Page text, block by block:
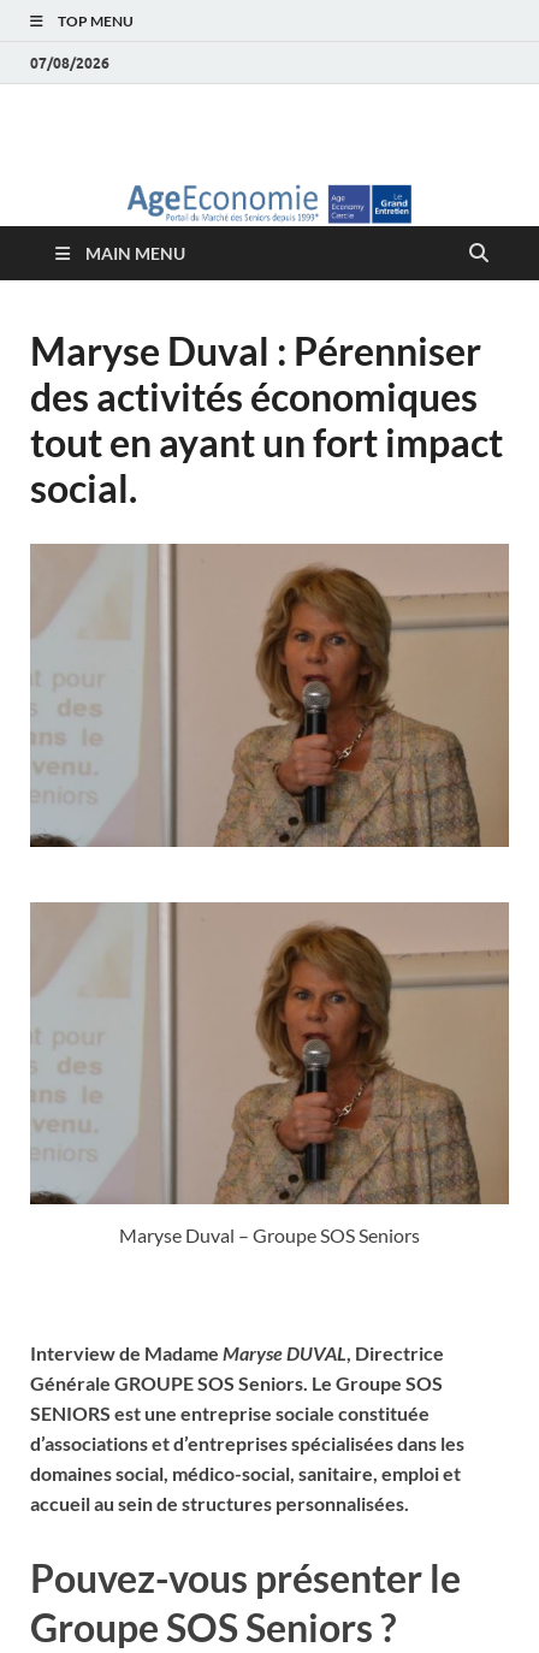
TOP MENU
07/08/2026
économie – Marché
des Seniors
MAIN MENU
Maryse Duval : Pérenniser
des activités économiques
tout en ayant un fort impact
social.
Maryse Duval – Groupe SOS Seniors
Interview de Madame Maryse DUVAL, Directrice
Générale GROUPE SOS Seniors. Le Groupe SOS
SENIORS est une entreprise sociale constituée
d’associations et d’entreprises spécialisées dans les
domaines social, médico-social, sanitaire, emploi et
accueil au sein de structures personnalisées.
Pouvez-vous présenter le
Groupe SOS Seniors ?